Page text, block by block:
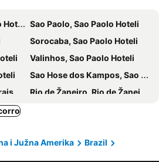
Sao Paolo, Sao Paolo Hoteli
Sorocaba, Sao Paolo Hoteli
Valinhos, Sao Paolo Hoteli
Sao Hose dos Kampos, Sao Paolo Hoteli
Rio de Žaneiro, Rio de Žaneiro Hoteli
Manaus, Amazonas Hoteli
i Južna Amerika
Brazil